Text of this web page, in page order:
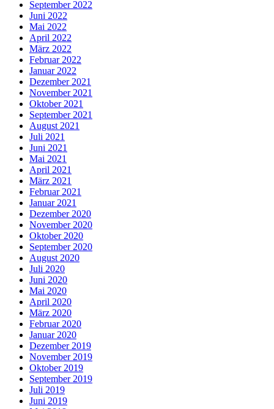
September 2022
Juni 2022
Mai 2022
April 2022
März 2022
Februar 2022
Januar 2022
Dezember 2021
November 2021
Oktober 2021
September 2021
August 2021
Juli 2021
Juni 2021
Mai 2021
April 2021
März 2021
Februar 2021
Januar 2021
Dezember 2020
November 2020
Oktober 2020
September 2020
August 2020
Juli 2020
Juni 2020
Mai 2020
April 2020
März 2020
Februar 2020
Januar 2020
Dezember 2019
November 2019
Oktober 2019
September 2019
Juli 2019
Juni 2019